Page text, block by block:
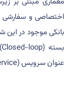
اختصاصی و سفارشی
بانکی موجود در
بسته (Closed-loop)
عنوان سرویس